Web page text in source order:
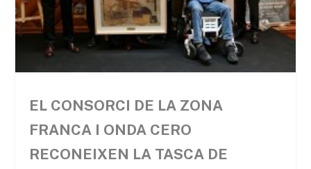
EL CONSORCI DE LA ZONA
FRANCA I ONDA CERO
RECONEIXEN LA TASCA DE
m